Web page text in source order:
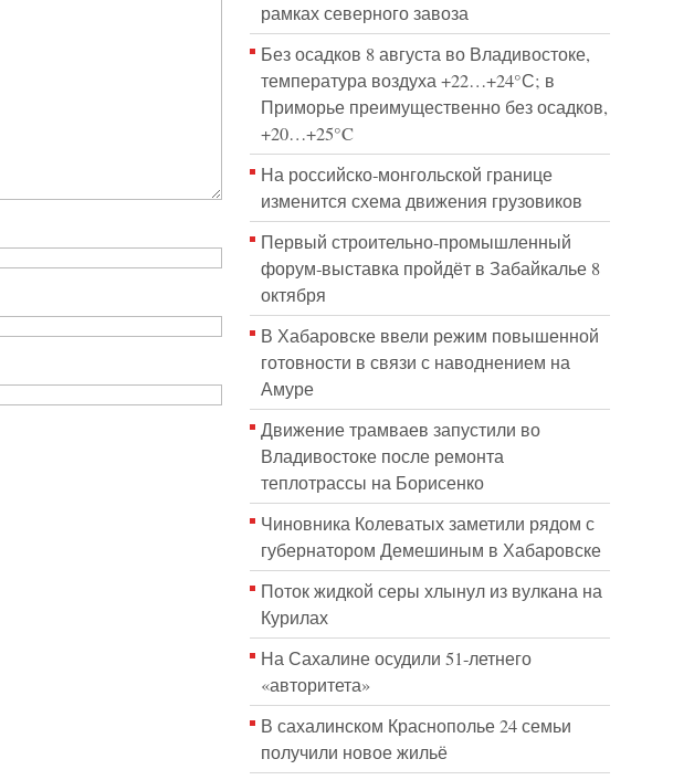
рамках северного завоза
Без осадков 8 августа во Владивостоке,
температура воздуха +22…+24°С; в
Приморье преимущественно без осадков,
+20…+25°C
На российско‑монгольской границе
изменится схема движения грузовиков
Первый строительно‑промышленный
форум‑выставка пройдёт в Забайкалье 8
октября
В Хабаровске ввели режим повышенной
готовности в связи с наводнением на
Амуре
Движение трамваев запустили во
Владивостоке после ремонта
теплотрассы на Борисенко
Чиновника Колеватых заметили рядом с
губернатором Демешиным в Хабаровске
Поток жидкой серы хлынул из вулкана на
Курилах
На Сахалине осудили 51-летнего
«авторитета»
В сахалинском Краснополье 24 семьи
получили новое жильё